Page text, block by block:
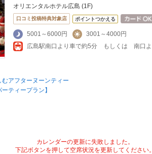
オリエンタルホテル広島 (1F)
口コミ投稿特典対象店 ポイントつかえる
5001～6000円
3001～4000円
アフターヌーンティー
ティープラン】
カレンダーの更新に失敗しました。
下記ボタンを押して空席状況を更新してください。